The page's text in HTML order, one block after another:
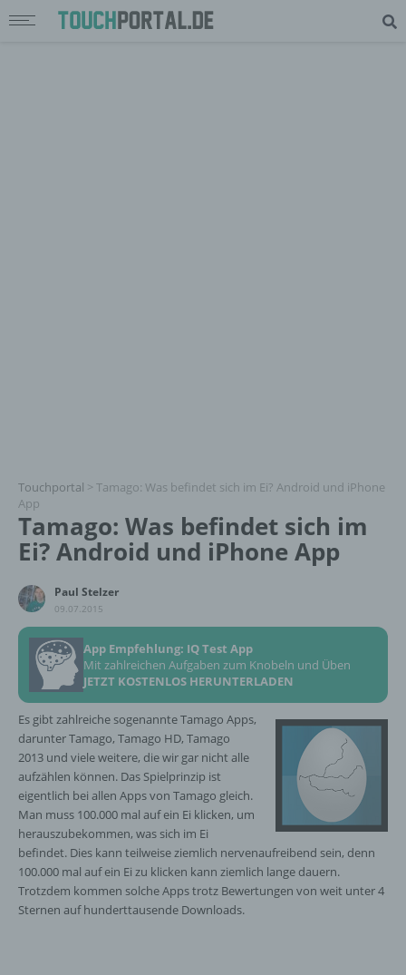
Touchportal > Tamago: Was befindet sich im Ei? Android und iPhone
App
Tamago: Was befindet sich im
Ei? Android und iPhone App
Paul Stelzer
09.07.2015
App Empfehlung: IQ Test App
Mit zahlreichen Aufgaben zum Knobeln und Üben
JETZT KOSTENLOS HERUNTERLADEN
Es gibt zahlreiche sogenannte Tamago Apps,
darunter Tamago, Tamago HD, Tamago
2013 und viele weitere, die wir gar nicht alle
aufzählen können. Das Spielprinzip ist
eigentlich bei allen Apps von Tamago gleich.
Man muss 100.000 mal auf ein Ei klicken, um
herauszubekommen, was sich im Ei
befindet. Dies kann teilweise ziemlich nervenaufreibend sein, denn
100.000 mal auf ein Ei zu klicken kann ziemlich lange dauern.
Trotzdem kommen solche Apps trotz Bewertungen von weit unter 4
Sternen auf hunderttausende Downloads.